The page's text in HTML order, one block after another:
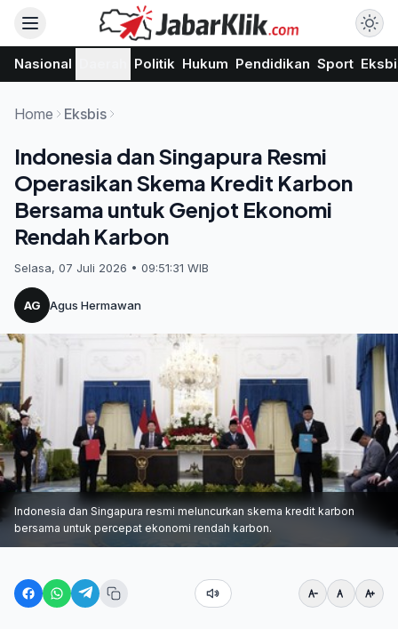
Nasional Politik Hukum Pendidikan Sport
Home Eksbis
Indonesia dan Singapura Resmi
Operasikan Skema Kredit Karbon
Bersama untuk Genjot Ekonomi
Rendah Karbon
Selasa, 07 Juli 2026 • 09:51:31 WIB
AG Agus Hermawan
Indonesia dan Singapura resmi meluncurkan skema kredit karbon
bersama untuk percepat ekonomi rendah karbon.